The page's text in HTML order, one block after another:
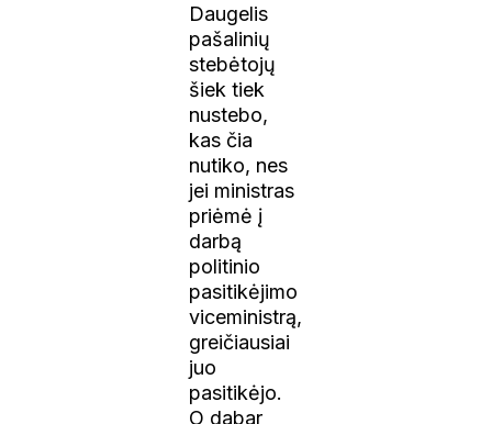
Daugelis
pašalinių
stebėtojų
šiek tiek
nustebo,
kas čia
nutiko, nes
jei ministras
priėmė į
darbą
politinio
pasitikėjimo
viceministrą,
greičiausiai
juo
pasitikėjo.
O dabar